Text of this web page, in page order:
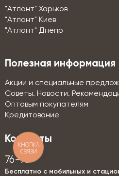
"Атлант" Харьков
"Атлант" Киев
"Атлант" Днепр
Полезная информация
Акции и специальные
Советы. Новости.
Оптовым покупателям
Кредитование
Контакты
76-76
Бесплатно с мобильных и
КНОПКА
СВЯЗИ